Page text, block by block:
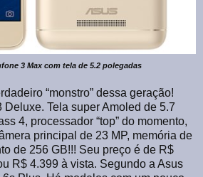
3 Max com tela de 5.2 polegadas
“monstro” dessa geração!
Deluxe. Tela super Amoled de 5.7
4, processador “top” do momento,
principal de 23 MP, memória de
de 256 GB!!! Seu preço é de R$
R$ 4.399 à vista. Segundo a Asus